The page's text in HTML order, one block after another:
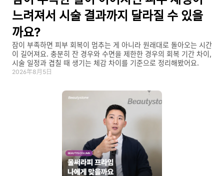
느려져서 시술 결과까지 달라질 수 있을
까요?
잠이 부족하면 피부 회복이 멈추는 게 아니라 원래대로 돌아오는 시간
이 길어져요. 충분히 잔 경우와 수면을 제한한 경우의 회복 기간 차이,
시술 일정과 겹칠 때 생기는 체감 차이를 기준으로 정리해봤어요.
2026年8月5日